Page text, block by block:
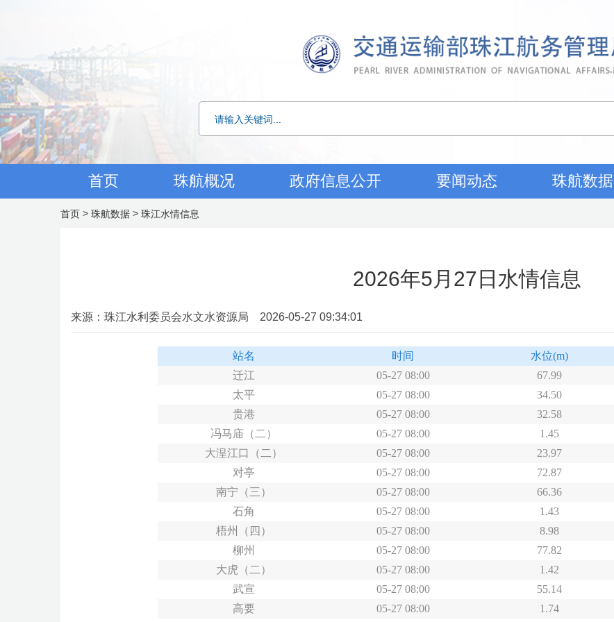
首页 珠航概况 政府信息公开 要闻动态 珠航数据
首页 > 珠航数据 > 珠江水情信息
2026年5月27日水情信息
来源：珠江水利委员会水文水资源局 2026-05-27 09:34:01
站名 时间 水位(m)
迁江
05-27 08:00 67.99
太平
05-27 08:00 34.50
贵港
05-27 08:00 32.58
冯马庙（二）
05-27 08:00 1.45
大湟江口（二）
05-27 08:00 23.97
对亭
05-27 08:00 72.87
南宁（三）
05-27 08:00 66.36
石角
05-27 08:00 1.43
梧州（四）
05-27 08:00 8.98
柳州
05-27 08:00 77.82
大虎（二）
05-27 08:00 1.42
武宣
05-27 08:00 55.14
高要
05-27 08:00 1.74